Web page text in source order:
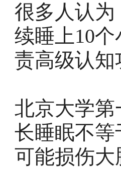
很多人认为
续睡上10
责高级认
北京大学
长睡眠不等
可能损伤